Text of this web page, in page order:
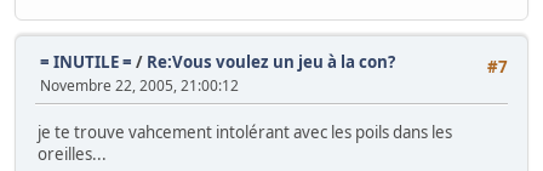
#7
= INUTILE = / Re:Vous voulez un jeu à la con?
Novembre 22, 2005, 21:00:12
je te trouve vahcement intolérant avec les poils dans les
oreilles...